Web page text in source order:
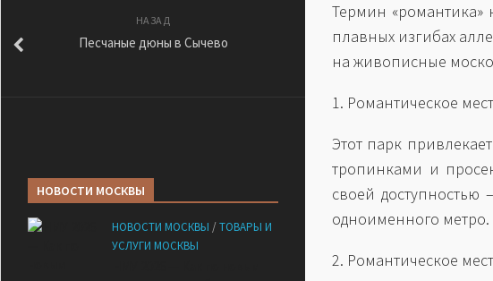
Термин «романтика»
плавных изгибах
на живописные
1. Романтическое
Этот парк
тропинками и
своей доступностью
одноименного метро.
2. Романтическое
НАЗАД
Песчаные дюны в Сычево
НОВОСТИ МОСКВЫ
НОВОСТИ МОСКВЫ /ТОВАРЫ И
УСЛУГИ МОСКВЫ